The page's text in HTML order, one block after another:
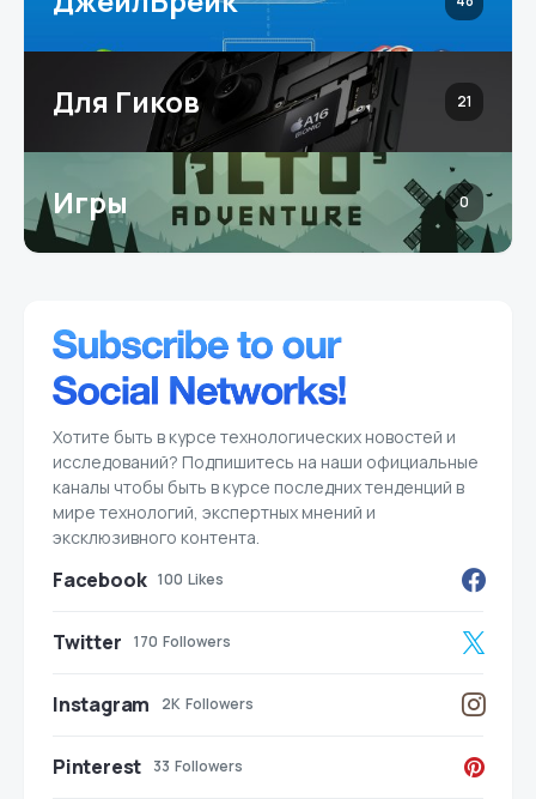
Для Гиков 21
Игры 0
Хотите быть в курсе технологических новостей и
исследований? Подпишитесь на наши официальные
каналы чтобы быть в курсе последних тенденций в
мире технологий, экспертных мнений и
эксклюзивного контента.
Facebook 100 Likes
Twitter 170 Followers
Instagram 2K Followers
Pinterest 33 Followers